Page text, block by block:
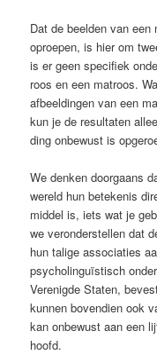
Dat de beelden van
oproepen, is hier om
is er geen specifiek
roos en een matroos.
afbeeldingen van een
kun je de resultaten
ding onbewust is
We denken doorgaans
wereld hun betekenis
middel is, iets wat je
we veronderstellen dat
hun talige associaties
psycholinguïstisch
­Verenigde Staten,
kunnen bovendien ook
kan onbewust aan een
hoofd.